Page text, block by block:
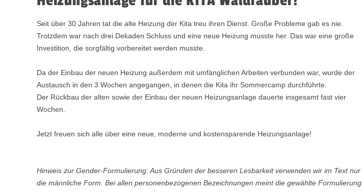
Seit über 30 Jahren tat die alte Heizung der Kita treu ihren Dienst. Große Probleme gab es nie.
Trotzdem war nach drei Dekaden Schluss und eine neue Heizung musste her. Das war eine große
Investition, die sorgfältig vorbereitet werden musste.
Da der Einbau der neuen Heizung außerdem mit umfänglichen Arbeiten verbunden war, wurde der
Austausch in den 3 Wochen angegangen, in denen die Kita ihr Sommercamp durchführte.
Der Rückbau der alten sowie der Einbau der neuen Heizungsanlage dauerte insgesamt fast vier
Wochen.
Jetzt freuen sich alle über eine neue, moderne und kostensparende Heizungsanlage!
Hinweis zur Gender-Formulierung: Aus Gründen der besseren Lesbarkeit verwenden wir im Text nur
die männliche Form. Bei allen personenbezogenen Bezeichnungen meint die gewählte Formulierung